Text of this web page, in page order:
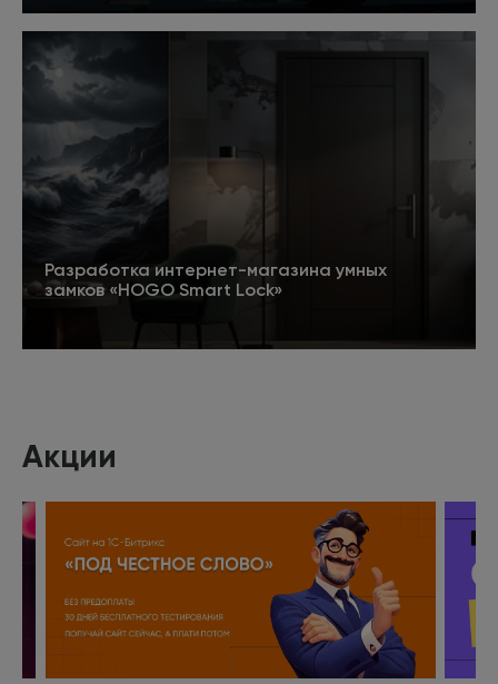
Подробнее 5
Разработка интернет-магазина умных
замков «HOGO Smart Lock»
Подробнее
Акции